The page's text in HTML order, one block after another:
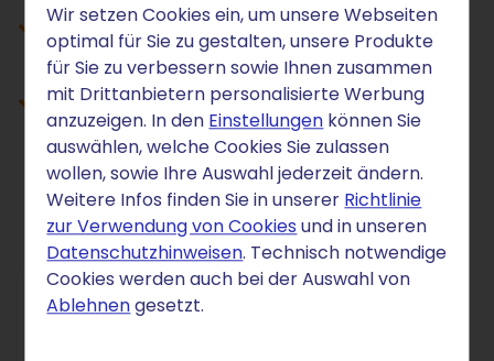
Wir setzen Cookies ein, um unsere Webseiten
optimal für Sie zu gestalten, unsere Produkte
für Sie zu verbessern sowie Ihnen zusammen
mit Drittanbietern personalisierte Werbung
anzuzeigen. In den Einstellungen können Sie
auswählen, welche Cookies Sie zulassen
wollen, sowie Ihre Auswahl jederzeit ändern.
Weitere Infos finden Sie in unserer Richtlinie
zur Verwendung von Cookies und in unseren
Datenschutzhinweisen. Technisch notwendige
Cookies werden auch bei der Auswahl von
Ablehnengesetzt.
Materialhandel und Versorgung
positionieren
Branchenspezifisches Zubehör
kommunizieren